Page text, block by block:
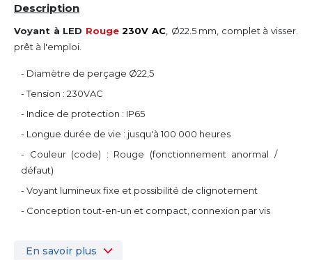
Description
Voyant à LED Rouge230V AC Ø22.5 mm , complet à visser.
prêt à l'emploi.
- Diamètre de perçage Ø22,5
- Tension : 230VAC
- Indice de protection : IP65
- Longue durée de vie : jusqu'à 100 000 heures
- Couleur (code) : Rouge (fonctionnement anormal /
défaut)
- Voyant lumineux fixe et possibilité de clignotement
- Conception tout-en-un et compact, connexion par vis
En savoir plus